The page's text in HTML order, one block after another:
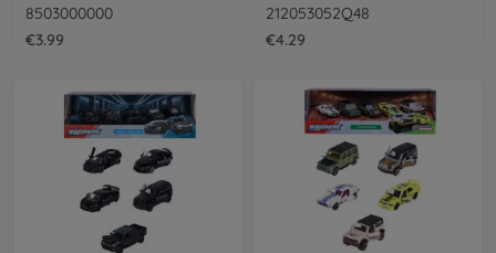
8503000000
€3.99
212053052Q48
€4.29